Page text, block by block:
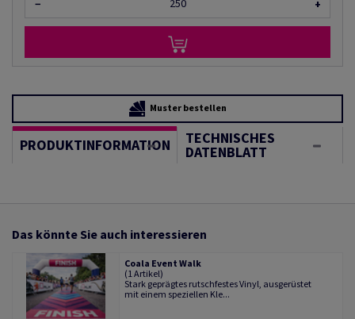
− +
Muster bestellen
PRODUKTINFORMATION TECHNISCHES
DATENBLATT
Das könnte Sie auch interessieren
Coala Event Walk
(1 Artikel)
Stark geprägtes rutschfestes Vinyl, ausgerüstet
mit einem speziellen Kle...